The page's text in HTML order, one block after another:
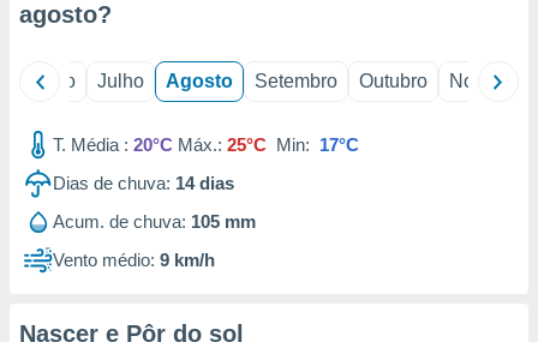
de
1199
agosto?
Junho Julho Agosto Setembro Outubro Novembro
T. Média : 20°C Máx.: 25°C Min: 17°C
Dias de chuva: 14dias
Acum. de chuva: 105 mm
Vento médio: 9 km/h
Nascer e Pôr do sol